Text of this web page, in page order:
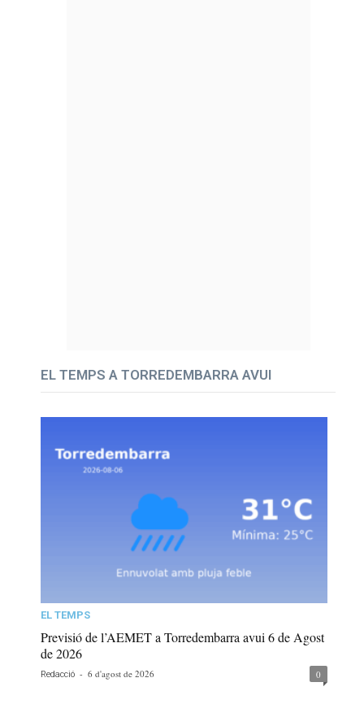
EL TEMPS A TORREDEMBARRA AVUI
EL TEMPS
Previsió de l’AEMET a Torredembarra avui 6 de Agost
de 2026
Redacció - 6 d'agost de 2026 0